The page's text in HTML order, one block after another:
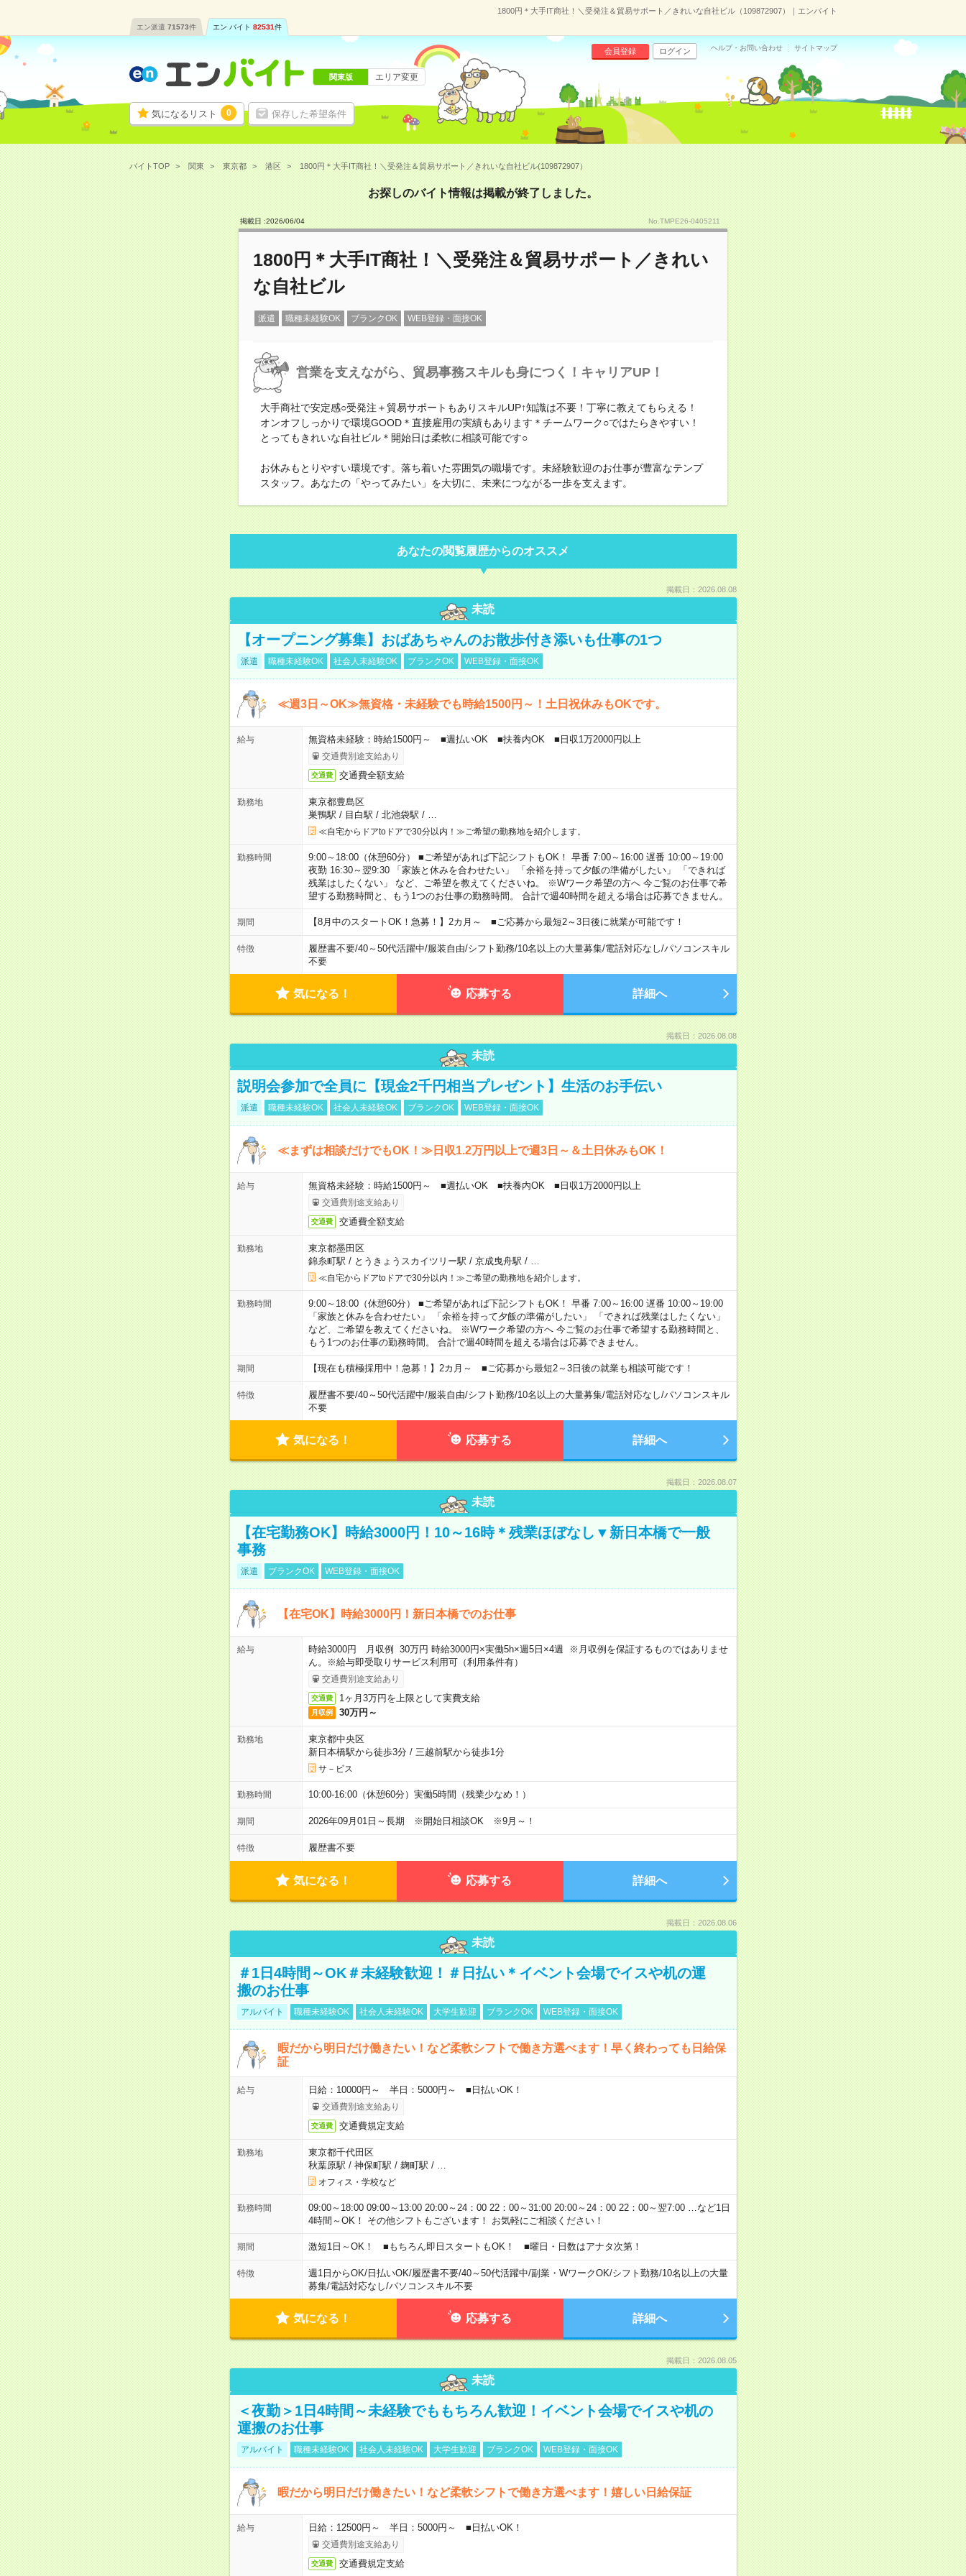
1800円＊大手IT商社！＼受発注＆貿易サポート／きれいな自社ビル（109872907）｜エンバイト
エン派遣 71573件 エン バイト 82531件
気になるリスト 0 保存した希望条件
会員登録 ログイン ヘルプ・お問い合わせ サイトマップ
関東版 エリア変更
バイトTOP 関東 東京都 港区 1800円＊大手IT商社！＼受発注＆貿易サポート／きれいな自社ビル(109872907）
お探しのバイト情報は掲載が終了しました。
掲載日 :2026/06/04 No.TMPE26-0405211
1800円＊大手IT商社！＼受発注＆貿易サポート／きれい
な自社ビル
派遣 職種未経験OK ブランクOK WEB登録・面接OK
営業を支えながら、貿易事務スキルも身につく！キャリアUP！
大手商社で安定感○受発注＋貿易サポートもありスキルUP↑知識は不要！丁寧に教えてもらえる！
オンオフしっかりで環境GOOD＊直接雇用の実績もあります＊チームワーク○ではたらきやすい！
とってもきれいな自社ビル＊開始日は柔軟に相談可能です○
お休みもとりやすい環境です。落ち着いた雰囲気の職場です。未経験歓迎のお仕事が豊富なテンプ
スタッフ。あなたの「やってみたい」を大切に、未来につながる一歩を支えます。
あなたの閲覧履歴からのオススメ
掲載日：2026.08.08
未読
【オープニング募集】おばあちゃんのお散歩付き添いも仕事の1つ
派遣 職種未経験OK 社会人未経験OK ブランクOK WEB登録・面接OK
≪週3日～OK≫無資格・未経験でも時給1500円～！土日祝休みもOKです。
給与 無資格未経験：時給1500円～ ■週払いOK ■扶養内OK ■日収1万2000円以上
交通費別途支給あり
交通費 交通費全額支給
勤務地
東京都豊島区
巣鴨駅 / 目白駅 / 北池袋駅 /
≪自宅からドアtoドアで30分以内！≫ご希望の勤務地を紹介します。
勤務時間
9:00～18:00（休憩60分） ■ご希望があれば下記シフトもOK！ 早番 7:00～16:00 遅番 10:00～19:00
夜勤 16:30～翌9:30 「家族と休みを合わせたい」 「余裕を持って夕飯の準備がしたい」 「できれば
残業はしたくない」 など、ご希望を教えてくださいね。 ※Wワーク希望の方へ 今ご覧のお仕事で希
望する勤務時間と、もう1つのお仕事の勤務時間。 合計で週40時間を超える場合は応募できません。
期間 【8月中のスタートOK！急募！】2カ月～ ■ご応募から最短2～3日後に就業が可能です！
特徴 履歴書不要/40～50代活躍中/服装自由/シフト勤務/10名以上の大量募集/電話対応なし/パソコンスキル
不要
気になる！ 応募する 詳細へ
掲載日：2026.08.08
未読
説明会参加で全員に【現金2千円相当プレゼント】生活のお手伝い
派遣 職種未経験OK 社会人未経験OK ブランクOK WEB登録・面接OK
≪まずは相談だけでもOK！≫日収1.2万円以上で週3日～＆土日休みもOK！
給与 無資格未経験：時給1500円～ ■週払いOK ■扶養内OK ■日収1万2000円以上
交通費別途支給あり
交通費 交通費全額支給
勤務地
東京都墨田区
錦糸町駅 / とうきょうスカイツリー駅 / 京成曳舟駅 /
≪自宅からドアtoドアで30分以内！≫ご希望の勤務地を紹介します。
勤務時間
9:00～18:00（休憩60分） ■ご希望があれば下記シフトもOK！ 早番 7:00～16:00 遅番 10:00～19:00
「家族と休みを合わせたい」 「余裕を持って夕飯の準備がしたい」 「できれば残業はしたくない」
など、ご希望を教えてくださいね。 ※Wワーク希望の方へ 今ご覧のお仕事で希望する勤務時間と、
もう1つのお仕事の勤務時間。 合計で週40時間を超える場合は応募できません。
期間 【現在も積極採用中！急募！】2カ月～ ■ご応募から最短2～3日後の就業も相談可能です！
特徴 履歴書不要/40～50代活躍中/服装自由/シフト勤務/10名以上の大量募集/電話対応なし/パソコンスキル
不要
気になる！ 応募する 詳細へ
掲載日：2026.08.07
未読
【在宅勤務OK】時給3000円！10～16時＊残業ほぼなし▼新日本橋で一般
事務
派遣 ブランクOK WEB登録・面接OK
【在宅OK】時給3000円！新日本橋でのお仕事
給与
時給3000円 月収例 30万円 時給3000円×実働5h×週5日×4週 ※月収例を保証するものではありませ
ん。※給与即受取りサービス利用可（利用条件有）
交通費別途支給あり
交通費 1ヶ月3万円を上限として実費支給
月収例 30万円～
勤務地
東京都中央区
新日本橋駅から徒歩3分/ 三越前駅から徒歩1分
サ－ビス
勤務時間 10:00-16:00（休憩60分）実働5時間（残業少なめ！）
期間 2026年09月01日～長期 ※開始日相談OK ※9月～！
特徴 履歴書不要
気になる！ 応募する 詳細へ
掲載日：2026.08.06
未読
＃1日4時間～OK＃未経験歓迎！＃日払い＊イベント会場でイスや机の運
搬のお仕事
アルバイト 職種未経験OK 社会人未経験OK 大学生歓迎 ブランクOK WEB登録・面接OK
暇だから明日だけ働きたい！など柔軟シフトで働き方選べます！早く終わっても日給保
証
給与 日給：10000円～ 半日：5000円～ ■日払いOK！
交通費別途支給あり
交通費 交通費規定支給
勤務地
東京都千代田区
秋葉原駅 / 神保町駅 / 麹町駅 /
オフィス・学校など
勤務時間
09:00～18:00 09:00～13:00 20:00～24：00 22：00～31:00 20:00～24：00 22：00～翌7:00 …など1日
4時間～OK！ その他シフトもございます！ お気軽にご相談ください！
期間 激短1日～OK！ ■もちろん即日スタートもOK！ ■曜日・日数はアナタ次第！
特徴 週1日からOK/日払いOK/履歴書不要/40～50代活躍中/副業・WワークOK/シフト勤務/10名以上の大量
募集/電話対応なし/パソコンスキル不要
気になる！ 応募する 詳細へ
掲載日：2026.08.05
未読
＜夜勤＞1日4時間～未経験でももちろん歓迎！イベント会場でイスや机の
運搬のお仕事
アルバイト 職種未経験OK 社会人未経験OK 大学生歓迎 ブランクOK WEB登録・面接OK
暇だから明日だけ働きたい！など柔軟シフトで働き方選べます！嬉しい日給保証
給与 日給：12500円～ 半日：5000円～ ■日払いOK！
交通費別途支給あり
交通費 交通費規定支給